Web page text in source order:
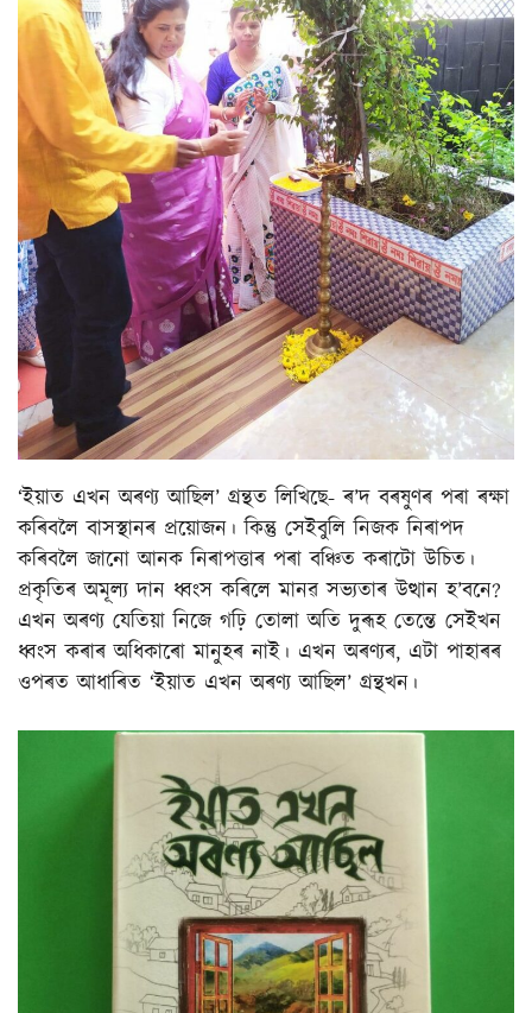
‘ইয়াত এখন অৰণ্য আছিল’ গ্ৰন্থত লিখিছে- ৰ’দ বৰষুণৰ পৰা ৰক্ষা
কৰিবলৈ বাসস্থানৰ প্ৰয়োজন। কিন্তু সেইবুলি নিজক নিৰাপদ
কৰিবলৈ জানো আনক নিৰাপত্তাৰ পৰা বঞ্চিত কৰাটো উচিত।
প্ৰকৃতিৰ অমূল্য দান ধ্বংস কৰিলে মানৱ সভ্যতাৰ উত্থান হ’বনে?
এখন অৰণ্য যেতিয়া নিজে গঢ়ি তোলা অতি দুৰূহ তেন্তে সেইখন
ধ্বংস কৰাৰ অধিকাৰো মানুহৰ নাই। এখন অৰণ্যৰ, এটা পাহাৰৰ
ওপৰত আধাৰিত ‘ইয়াত এখন অৰণ্য আছিল’ গ্ৰন্থখন।